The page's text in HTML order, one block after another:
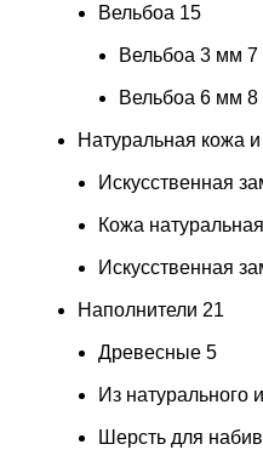
Вельбоа 15
Вельбоа 3 мм 7
Вельбоа 6 мм 8
Натуральная кожа
Искусственная
Кожа
Искусственная
Наполнители 21
Древесные 5
Из натурального
Шерсть для